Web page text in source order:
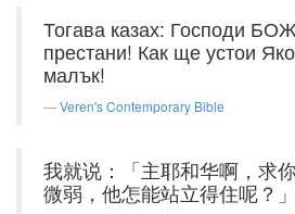
Тогава казах: Господи
престани! Как ще устои
малък!
Veren's Contemporary Bible
我就说：「主耶和华啊，求
微弱，他怎能站立得住呢？」